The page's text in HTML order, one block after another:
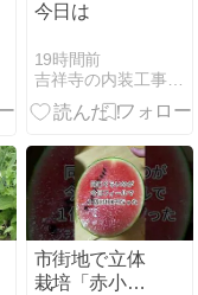
今日は
19時間前
吉祥寺の内装工事屋ｶｻﾊﾗ装美社長
市街地で立体
栽培「赤小玉